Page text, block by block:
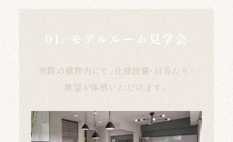
01. モデルルーム見学会
実際の建物内にて、仕様設備・日当たり・
眺望が体感いただけます。